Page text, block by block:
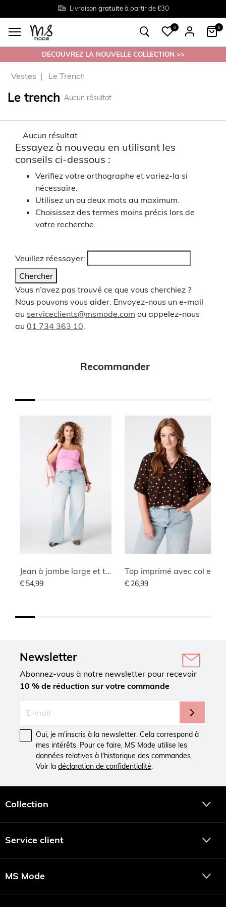
Livraison gratuiteà partir de €30
Tailles du38 au 54
Retourgratuit en magasin
0 0
DÉCOUVREZ LA NOUVELLE COLLECTION >>
Vestes Le Trench
Le trench Aucun résultat
Aucun résultat
Essayez à nouveau en utilisant les
conseils ci-dessous :
Verifiez votre orthographe et variez-la si
nécessaire.
Utilisez un ou deux mots au maximum.
Choisissez des termes moins précis lors de
votre recherche.
Veuillez réessayer:
Chercher
Vous n’avez pas trouvé ce que vous cherchiez ?
Nous pouvons vous aider. Envoyez-nous un e-mail
au serviceclients@msmode.com ou appelez-nous
au 01 734 363 10
Recommander
€ 54,99 € 26,99
Newsletter
Abonnez-vous à notre newsletter pour recevoir
10 % de réduction sur votre commande
Oui, je m'inscris à la newsletter. Cela correspond à
mes intérêts. Pour ce faire, MS Mode utilise les
données relatives à l'historique des commandes.
Voir la déclaration de confidentialité.
Collection
Service client
MS Mode